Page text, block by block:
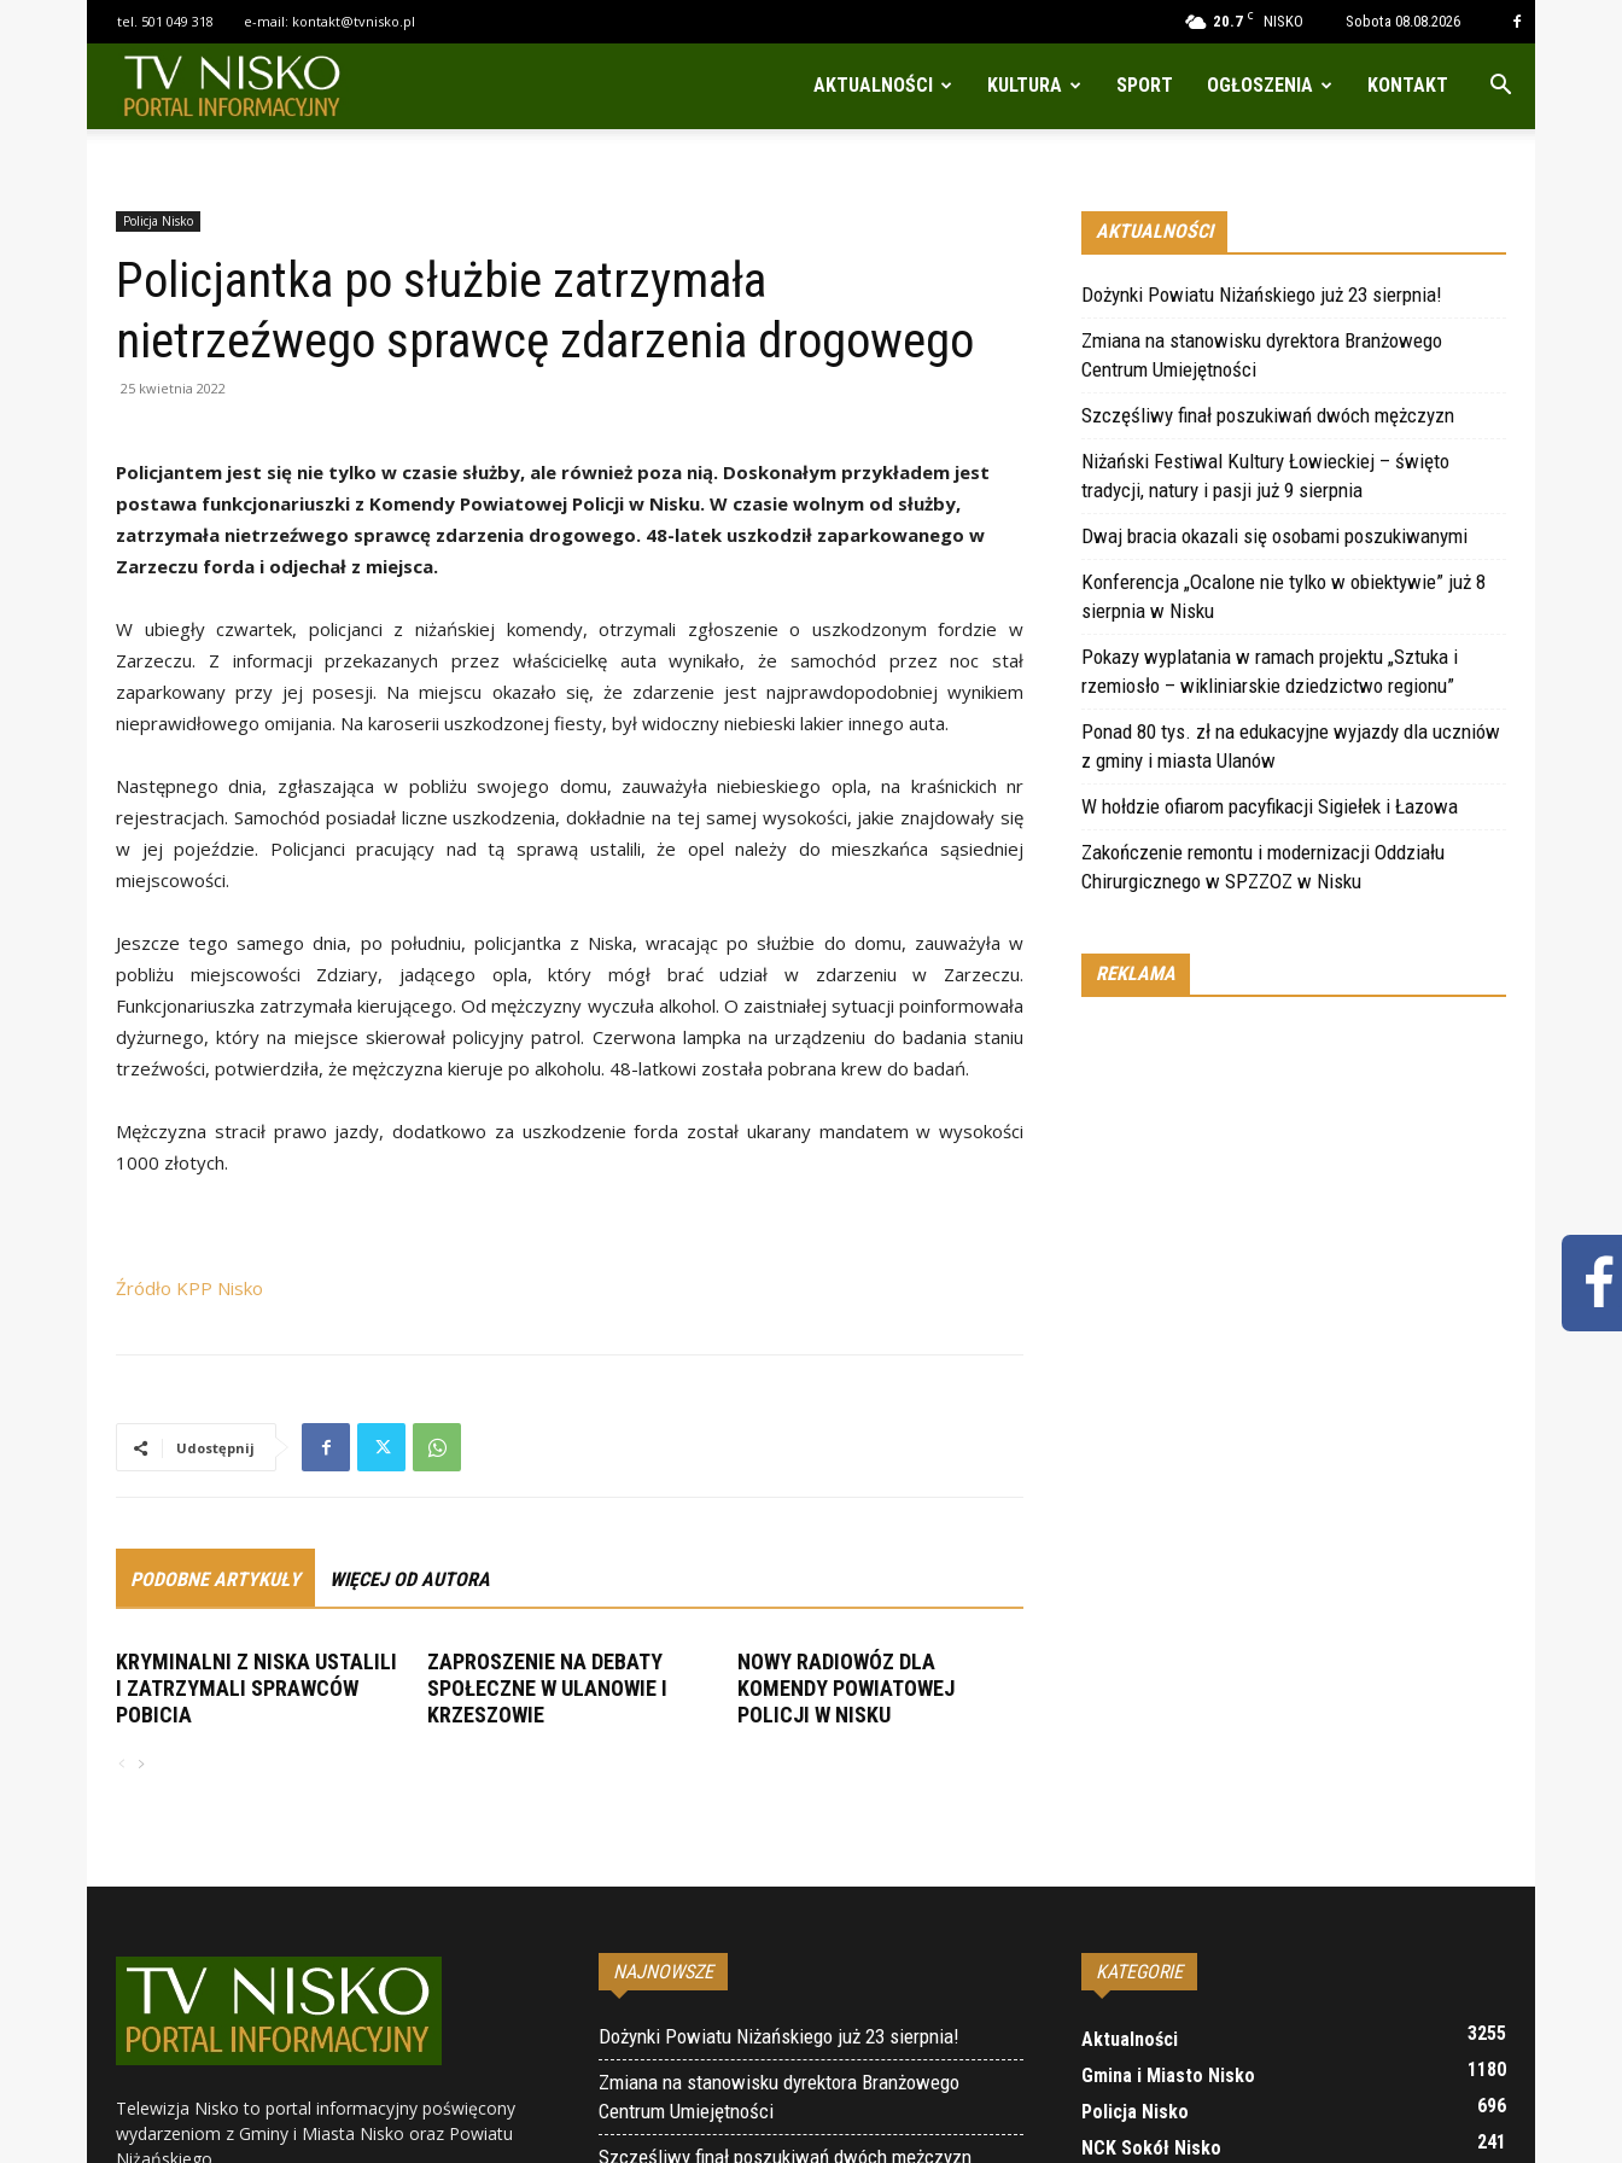
20.7 C NISKO Sobota 08.08.2026
tel. 501 049 318 e-mail: kontakt@tvnisko.pl
AKTUALNOŚCI KULTURA SPORT OGŁOSZENIA KONTAKT
Policja Nisko
Policjantka po służbie zatrzymała
nietrzeźwego sprawcę zdarzenia drogowego
25 kwietnia 2022
Policjantem jest się nie tylko w czasie służby, ale również poza nią. Doskonałym przykładem jest
postawa funkcjonariuszki z Komendy Powiatowej Policji w Nisku. W czasie wolnym od służby,
zatrzymała nietrzeźwego sprawcę zdarzenia drogowego. 48-latek uszkodził zaparkowanego w
Zarzeczu forda i odjechał z miejsca.
W ubiegły czwartek, policjanci z niżańskiej komendy, otrzymali zgłoszenie o uszkodzonym fordzie w
Zarzeczu. Z informacji przekazanych przez właścicielkę auta wynikało, że samochód przez noc stał
zaparkowany przy jej posesji. Na miejscu okazało się, że zdarzenie jest najprawdopodobniej wynikiem
nieprawidłowego omijania. Na karoserii uszkodzonej fiesty, był widoczny niebieski lakier innego auta.
Następnego dnia, zgłaszająca w pobliżu swojego domu, zauważyła niebieskiego opla, na kraśnickich nr
rejestracjach. Samochód posiadał liczne uszkodzenia, dokładnie na tej samej wysokości, jakie znajdowały się
w jej pojeździe. Policjanci pracujący nad tą sprawą ustalili, że opel należy do mieszkańca sąsiedniej
miejscowości.
Jeszcze tego samego dnia, po południu, policjantka z Niska, wracając po służbie do domu, zauważyła w
pobliżu miejscowości Zdziary, jadącego opla, który mógł brać udział w zdarzeniu w Zarzeczu.
Funkcjonariuszka zatrzymała kierującego. Od mężczyzny wyczuła alkohol. O zaistniałej sytuacji poinformowała
dyżurnego, który na miejsce skierował policyjny patrol. Czerwona lampka na urządzeniu do badania staniu
trzeźwości, potwierdziła, że mężczyzna kieruje po alkoholu. 48-latkowi została pobrana krew do badań.
Mężczyzna stracił prawo jazdy, dodatkowo za uszkodzenie forda został ukarany mandatem w wysokości
1000 złotych.
Źródło KPP Nisko
Udostępnij
PODOBNE ARTYKUŁY WIĘCEJ OD AUTORA
KRYMINALNI Z NISKA USTALILI
I ZATRZYMALI SPRAWCÓW
POBICIA
ZAPROSZENIE NA DEBATY
SPOŁECZNE W ULANOWIE I
KRZESZOWIE
NOWY RADIOWÓZ DLA
KOMENDY POWIATOWEJ
POLICJI W NISKU
AKTUALNOŚCI
Dożynki Powiatu Niżańskiego już 23 sierpnia!
Zmiana na stanowisku dyrektora Branżowego
Centrum Umiejętności
Szczęśliwy finał poszukiwań dwóch mężczyzn
Niżański Festiwal Kultury Łowieckiej – święto
tradycji, natury i pasji już 9 sierpnia
Dwaj bracia okazali się osobami poszukiwanymi
Konferencja „Ocalone nie tylko w obiektywie” już 8
sierpnia w Nisku
Pokazy wyplatania w ramach projektu „Sztuka i
rzemiosło – wikliniarskie dziedzictwo regionu”
Ponad 80 tys. zł na edukacyjne wyjazdy dla uczniów
z gminy i miasta Ulanów
W hołdzie ofiarom pacyfikacji Sigiełek i Łazowa
Zakończenie remontu i modernizacji Oddziału
Chirurgicznego w SPZZOZ w Nisku
REKLAMA
Telewizja Nisko to portal informacyjny poświęcony
wydarzeniom z Gminy i Miasta Nisko oraz Powiatu
NAJNOWSZE
Dożynki Powiatu Niżańskiego już 23 sierpnia!
Zmiana na stanowisku dyrektora Branżowego
Centrum Umiejętności
Szczęśliwy finał poszukiwań dwóch mężczyzn
KATEGORIE
Aktualności
3255
Gmina i Miasto Nisko
1180
Policja Nisko
696
NCK Sokół Nisko
241